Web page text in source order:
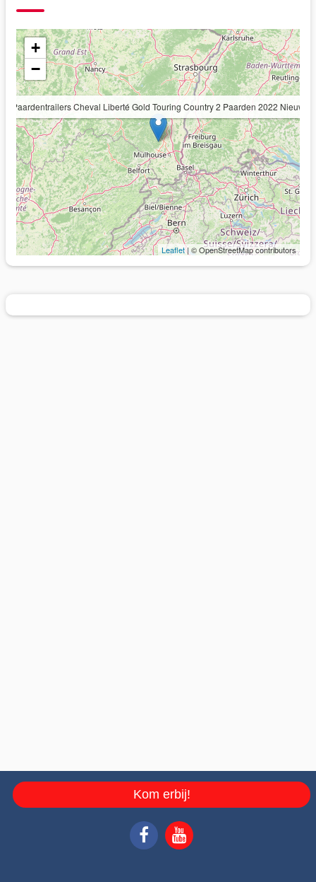
Paardentrailers Cheval Liberté Gold Touring Country 2 Paarden 2022 Nieuw
+
−
Leaflet| © OpenStreetMap contributors
Kom erbij!